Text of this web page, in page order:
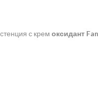
с крем оксидант